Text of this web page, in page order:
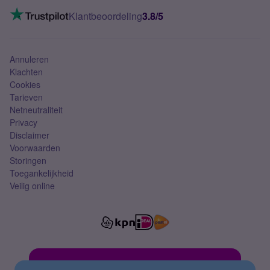
Mobiel abonnement
VoLTE 4G bellenKlantbeoordeling3.8/5
Annuleren
Klachten
Cookies
Tarieven
Netneutraliteit
Privacy
Disclaimer
Voorwaarden
Storingen
Toegankelijkheid
Veilig online